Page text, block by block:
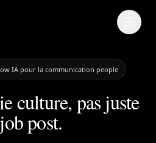
IA pour la communication people
culture, pas juste
post.